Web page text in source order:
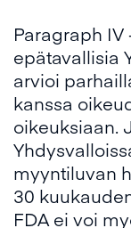
Paragraph
epätavallisia
arvioi
kanssa
oikeuksiaan.
myyntiluvan
30
FDA ei voi